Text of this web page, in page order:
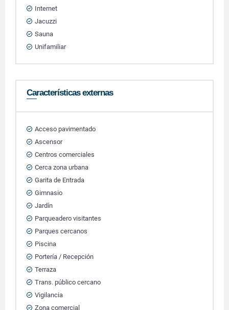
Internet
Jacuzzi
Sauna
Unifamiliar
Características externas
Acceso pavimentado
Ascensor
Centros comerciales
Cerca zona urbana
Garita de Entrada
Gimnasio
Jardín
Parqueadero visitantes
Parques cercanos
Piscina
Portería / Recepción
Terraza
Trans. público cercano
Vigilancia
Zona comercial